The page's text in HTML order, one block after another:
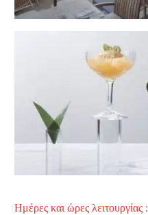
Ημέρες και ώρες λειτουργίας :